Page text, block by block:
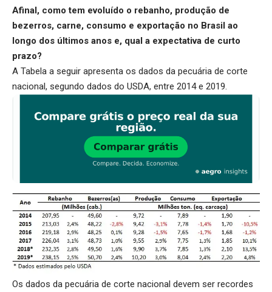
Afinal, como tem evoluído o rebanho, produção de
bezerros, carne, consumo e exportação no Brasil ao
longo dos últimos anos e, qual a expectativa de curto
prazo?
A Tabela a seguir apresenta os dados da pecuária de corte
nacional, segundo dados do USDA, entre 2014 e 2019.
Os dados da pecuária de corte nacional devem ser recordes